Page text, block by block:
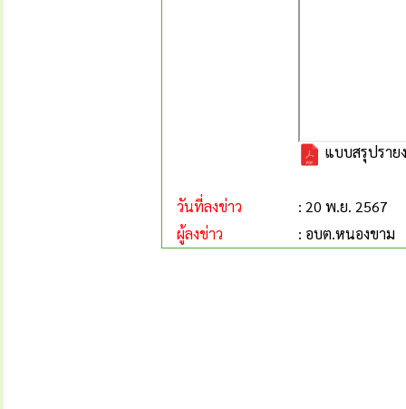
แบบสรุปราย
วันที่ลงข่าว
: 20 พ.ย. 2567
ผู้ลงข่าว
: อบต.หนองขาม